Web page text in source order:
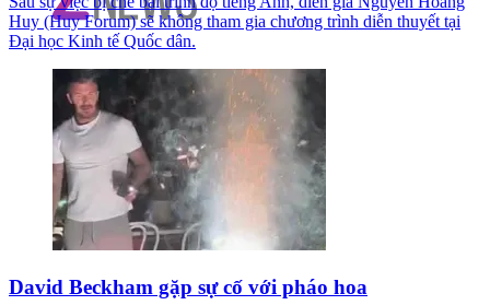
Huy (Huy Forum) sẽ không tham gia chương trình diễn thuyết tại
Đại học Kinh tế Quốc dân.
David Beckham gặp sự cố với pháo hoa